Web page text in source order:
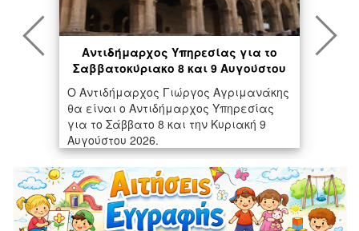
Αντιδήμαρχος Υπηρεσίας για το
Σαββατοκύριακο 8 και 9 Αυγούστου
Ο Αντιδήμαρχος Γιώργος Αγριμανάκης
θα είναι ο Αντιδήμαρχος Υπηρεσίας
για το Σάββατο 8 και την Κυριακή 9
Αυγούστου 2026.